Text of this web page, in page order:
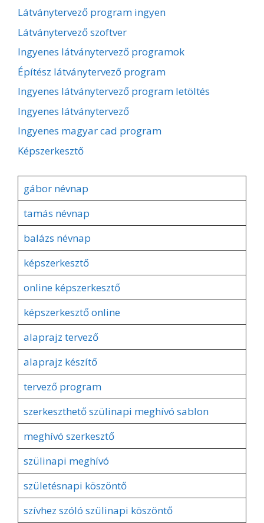
Látványtervező program ingyen
Látványtervező szoftver
Ingyenes látványtervező programok
Építész látványtervező program
Ingyenes látványtervező program letöltés
Ingyenes látványtervező
Ingyenes magyar cad program
Képszerkesztő
gábor névnap
tamás névnap
balázs névnap
képszerkesztő
online képszerkesztő
képszerkesztő online
alaprajz tervező
alaprajz készítő
tervező program
szerkeszthető szülinapi meghívó sablon
meghívó szerkesztő
szülinapi meghívó
születésnapi köszöntő
szívhez szóló szülinapi köszöntő